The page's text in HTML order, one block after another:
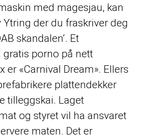
med magesjau, kan
Ytring der du fraskriver deg
skandalen‘. Et
gratis porno på nett
er «Carnival Dream». Ellers
plattendekker
tilleggskai. Laget
og styret vil ha ansvaret
maten. Det er